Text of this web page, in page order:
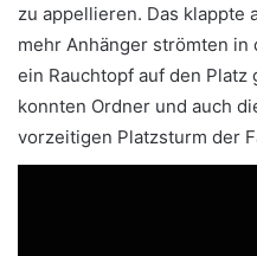
zu appellieren. Das klappte
mehr Anhänger strömten in
ein Rauchtopf auf den
konnten Ordner und auch
vorzeitigen Platzsturm der